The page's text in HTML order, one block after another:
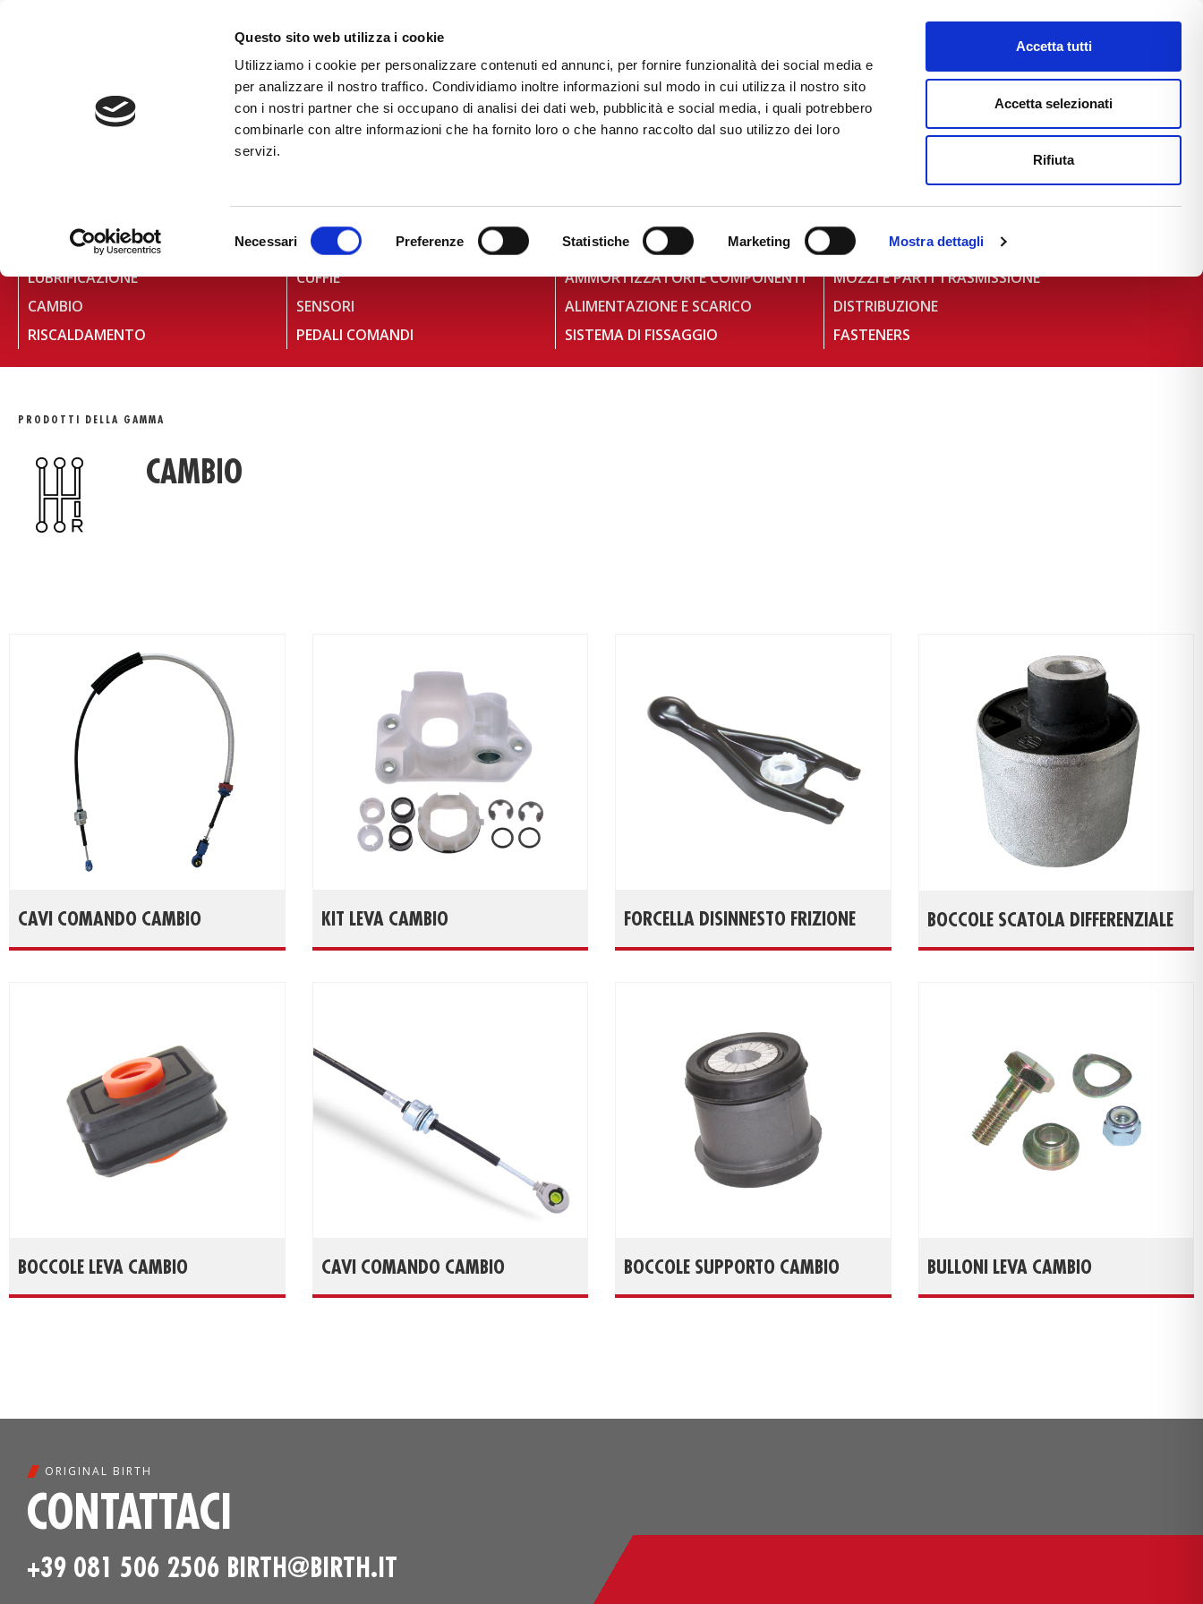
Questo sito web utilizza i cookie
Utilizziamo i cookie per personalizzare contenuti ed annunci, per fornire funzionalità dei social media e
per analizzare il nostro traffico. Condividiamo inoltre informazioni sul modo in cui utilizza il nostro sito
con i nostri partner che si occupano di analisi dei dati web, pubblicità e social media, i quali potrebbero
combinarle con altre informazioni che ha fornito loro o che hanno raccolto dal suo utilizzo dei loro
servizi.
del
Necessari Preferenze Statistiche Marketing Mostra dettagli
Accetta tutti
Accetta selezionati
Rifiuta
CATALOGO DIGITALE TECALLIANCE E-COMMERCE FAST NEWS
SOSPENSIONE STERZO RAFFREDDAMENTO
TASSELLI MOTORE E TELAIO
LUBRIFICAZIONE
CUFFIE AMMORTIZZATORI E COMPONENTI
MOZZI E PARTI TRASMISSIONE
CAMBIO
SENSORI ALIMENTAZIONE E SCARICO
DISTRIBUZIONE
RISCALDAMENTO
PEDALI COMANDI SISTEMA DI FISSAGGIO FASTENERS
GAMMA DETAIL
PRODOTTI DELLA GAMMA
CAMBIO
CAVI COMANDO CAMBIO KIT LEVA CAMBIO FORCELLA DISINNESTO FRIZIONE BOCCOLE SCATOLA DIFFERENZIALE
BOCCOLE LEVA CAMBIO CAVI COMANDO CAMBIO BOCCOLE SUPPORTO CAMBIO BULLONI LEVA CAMBIO
ORIGINAL BIRTH
CONTATTACI
+39 081 506 2506 BIRTH@BIRTH.IT